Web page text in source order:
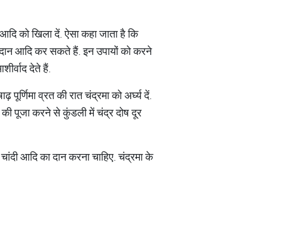
को खिला दें. ऐसा कहा जाता है कि
आदि कर सकते हैं. इन उपायों को करने
देते हैं.
पूर्णिमा व्रत की रात चंद्रमा को अर्घ्य दें.
की पूजा करने से कुंडली में चंद्र दोष दूर
आदि का दान करना चाहिए. चंद्रमा के